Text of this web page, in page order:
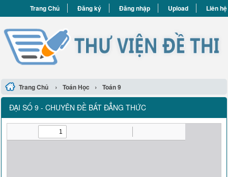
Trang Chủ Đăng ký Đăng nhập Upload Liên hệ
Trang Chủ › Toán Học › Toán 9
ĐẠI SỐ 9 - CHUYÊN ĐỀ BẤT ĐẲNG THỨC